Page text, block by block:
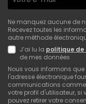
Ne manquez aucune de
Recevez toutes les
autre méthode
J’ai lu la politique
de mes données
Nous vous informons que
l'adresse électronique
communications
votre profil d'utilisateur, si
pouvez retirer votre